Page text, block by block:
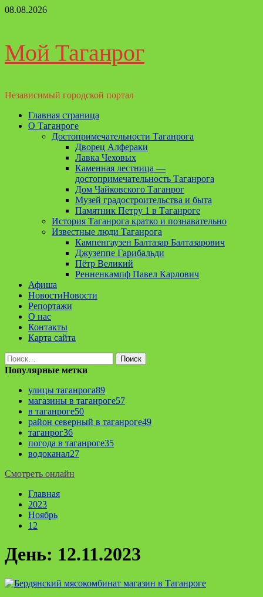
Перейти
08.08.2026
Мой Таганрог
Независимый городской портал
Основное
меню
Главная страница
О Таганроге
Достопримечательности Таганрога
Дворец Алфераки
Лавка Чеховых
Каменная лестница —
достопримечательность Таганрога
Дом Чайковского Таганрог
Музей градостроительства и быта
Памятник Петру 1 в Таганроге
История Таганрога кратко и познавательно
Известные люди Таганрога
Кампенгаузен Балтазар Балтазарович
Джузеппе Гарибальди
Пётр Великий
Ренненкампф Павел Карлович
Афиша
НовостиНовости
Репортажи
О нас
Контакты
Карта сайта
Найти:
Популярные метки
улицы таганрога89
магазины в таганроге57
в таганроге50
район северный в таганроге49
таганрог36
погода в таганроге35
водоканал27
Смотреть онлайн
Главная
2023
Ноябрь
12
День: 12.11.2023